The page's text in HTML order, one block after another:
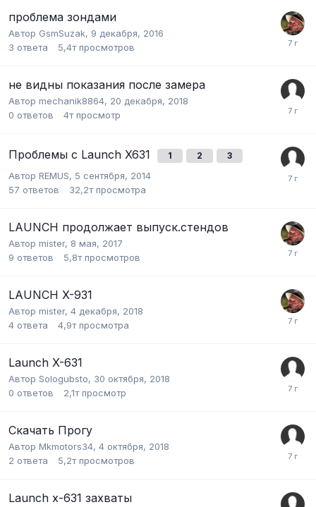
проблема зондами
Автор GsmSuzak, 9 декабря, 2016
3 ответа 5,4т просмотров
не видны показания после замера
Автор mechanik8864, 20 декабря, 2018
0 ответов 4т просмотр
Проблемы с Launch X631 1 2 3
Автор REMUS, 5 сентября, 2014
57 ответов 32,2т просмотра
LAUNCH продолжает выпуск.стендов
Автор mister, 8 мая, 2017
9 ответов 5,8т просмотров
LAUNCH X-931
Автор mister, 4 декабря, 2018
4 ответа 4,9т просмотра
Launch X-631
Автор Sologubsto, 30 октября, 2018
0 ответов 2,1т просмотр
Скачать Прогу
Автор Mkmotors34, 4 октября, 2018
2 ответа 5,2т просмотров
Launch x-631 захваты